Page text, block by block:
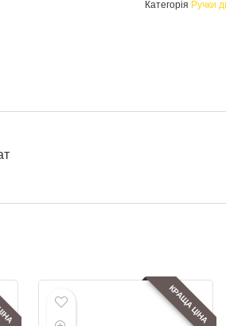
Категорія Ручки
КРАЩА ЦІНА